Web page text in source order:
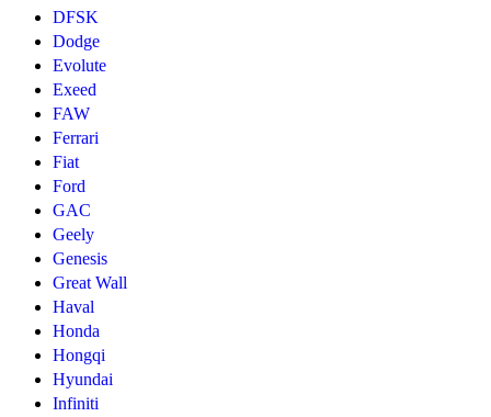
DFSK
Dodge
Evolute
Exeed
FAW
Ferrari
Fiat
Ford
GAC
Geely
Genesis
Great Wall
Haval
Honda
Hongqi
Hyundai
Infiniti